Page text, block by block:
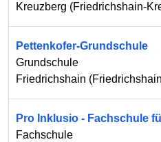
Kreuzberg (Friedrichshain-
Pettenkofer-Grundschule
Grundschule
Friedrichshain (
Pro Inklusio - Fachschule
Fachschule